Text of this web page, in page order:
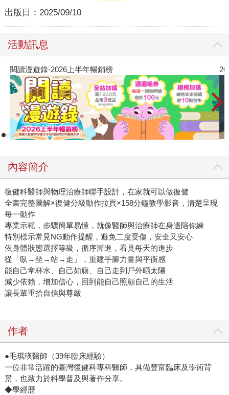
出版日： 2025/09/10
活動訊息
閱讀漫遊錄-2026上半年暢銷榜
內容簡介
復健科醫師與物理治療師聯手設計，在家就可以做復健
全書完整圖解×復健分級動作拉頁×158分鐘教學影音，清楚呈現
每一動作
專業示範，步驟簡單易懂，就像醫師與治療師在身邊陪你練
特別標示常見NG動作提醒，避免二度受傷，安全又安心
依身體狀態選擇等級，循序漸進，看見每天的進步
從「臥→坐→站→走」，重建手腳力量與平衡感
能自己拿杯水、自己如廁、自己走到戶外晒太陽
減少依賴，增加信心，回到能自己照顧自己的生活
讓長輩重拾自信與尊嚴
作者
●毛琪瑛醫師（39年臨床經驗）
一位非常活躍的臺灣復健科專科醫師，具備豐富臨床及學術背
景，也致力於科學普及與著作分享。
◆學經歷